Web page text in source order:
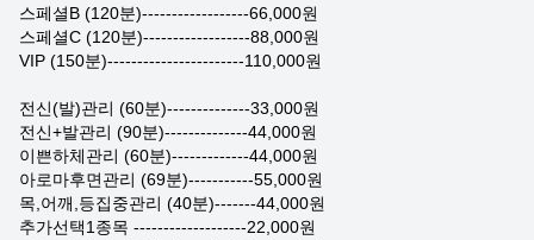
스페셜B (120분)------------------66,000원
스페셜C (120분)------------------88,000원
VIP (150분)-----------------------110,000원
전신(발)관리 (60분)--------------33,000원
전신+발관리 (90분)--------------44,000원
이쁜하체관리 (60분)-------------44,000원
아로마후면관리 (69분)-----------55,000원
목,어깨,등집중관리 (40분)-------44,000원
추가선택1종목 -------------------22,000원